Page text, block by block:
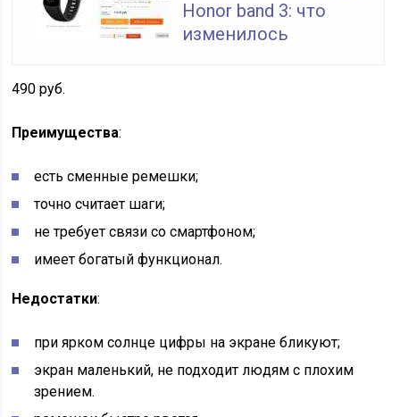
Honor band 3: что
изменилось
490 руб.
Преимущества:
есть сменные ремешки;
точно считает шаги;
не требует связи со смартфоном;
имеет богатый функционал.
Недостатки:
при ярком солнце цифры на экране бликуют;
экран маленький, не подходит людям с плохим
зрением.